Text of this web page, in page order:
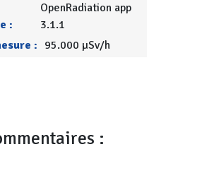
:
OpenRadiation app
3.1.1
:
95.000 µSv/h
: